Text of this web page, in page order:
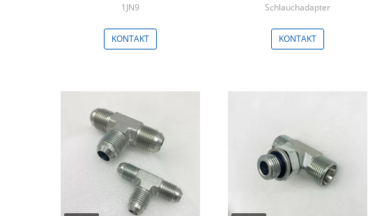
1JN9
KONTAKT
Schlauchadapter
KONTAKT